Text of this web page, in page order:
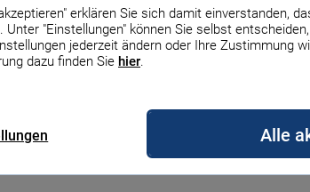
erklären Sie sich damit einverstanden,
"Einstellungen" können Sie selbst
jederzeit ändern oder Ihre Zustimmung
dazu finden Sie hier.
Alle
Das bedeutet, wir
bei einem der Anbieter eröffnen oder die
und Vergleiche weiterhin